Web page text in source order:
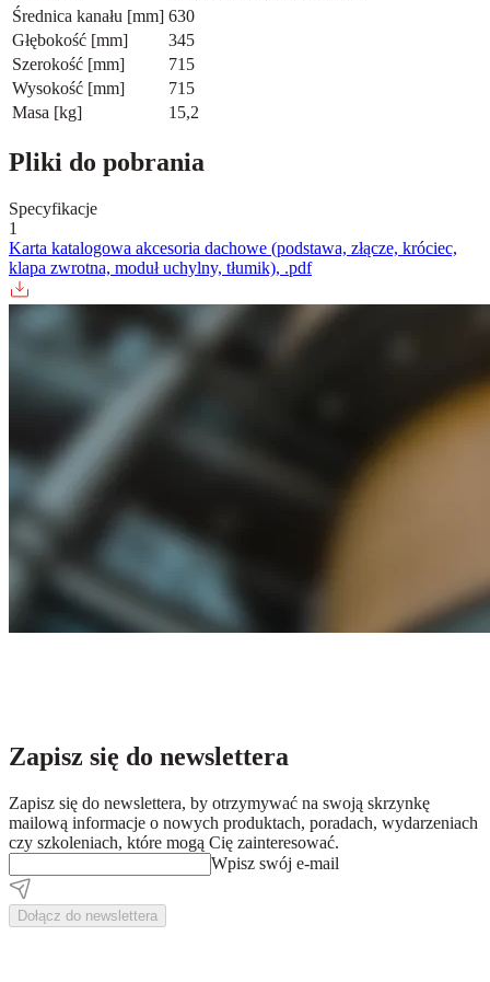
Średnica kanału [mm] 630
Głębokość [mm]
345
Szerokość [mm]
715
Wysokość [mm]
715
Masa [kg]
15,2
Pliki do pobrania
Specyfikacje
1
Karta katalogowa akcesoria dachowe (podstawa, złącze, króciec,
klapa zwrotna, moduł uchylny, tłumik), .pdf
Zapisz się do newslettera
Zapisz się do newslettera, by otrzymywać na swoją skrzynkę
mailową informacje o nowych produktach, poradach, wydarzeniach
czy szkoleniach, które mogą Cię zainteresować.
Wpisz swój e-mail
Dołącz do newslettera